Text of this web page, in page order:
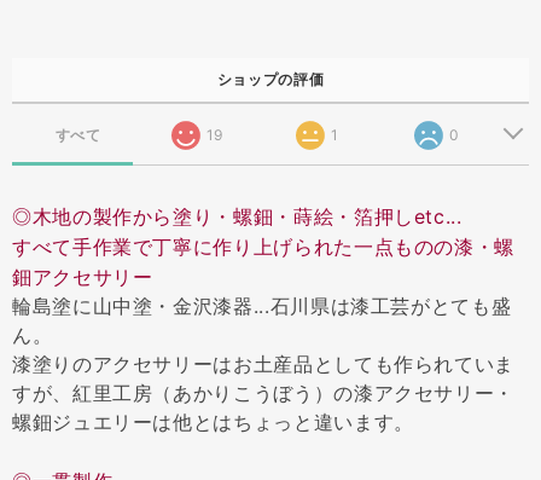
ショップの評価
すべて 19 1 0
◎木地の製作から塗り・螺鈿・蒔絵・箔押しetc...
すべて手作業で丁寧に作り上げられた一点ものの漆・螺
鈿アクセサリー
輪島塗に山中塗・金沢漆器...石川県は漆工芸がとても盛
ん。
漆塗りのアクセサリーはお土産品としても作られていま
すが、紅里工房（あかりこうぼう）の漆アクセサリー・
螺鈿ジュエリーは他とはちょっと違います。